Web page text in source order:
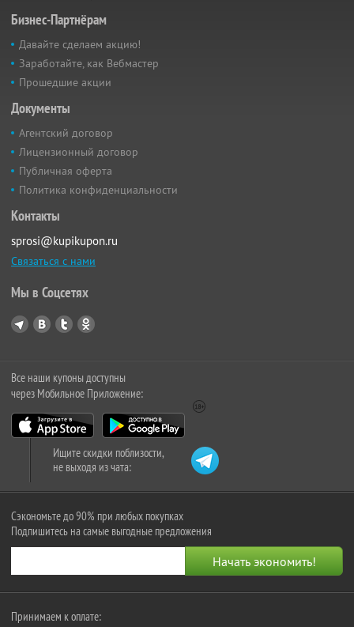
Бизнес-Партнёрам
Давайте сделаем акцию!
Заработайте, как Вебмастер
Прошедшие акции
Документы
Агентский договор
Лицензионный договор
Публичная оферта
Политика конфиденциальности
Контакты
sprosi@kupikupon.ru
Связаться с нами
Мы в Соцсетях
Все наши купоны доступны
через Мобильное Приложение:
Ищите скидки поблизости,
не выходя из чата:
Сэкономьте до 90% при любых покупках
Подпишитесь на самые выгодные предложения
Принимаем к оплате: